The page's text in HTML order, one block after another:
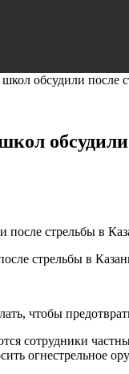
школ обсудили
стрельбы в
чтобы
сотрудники
огнестрельное